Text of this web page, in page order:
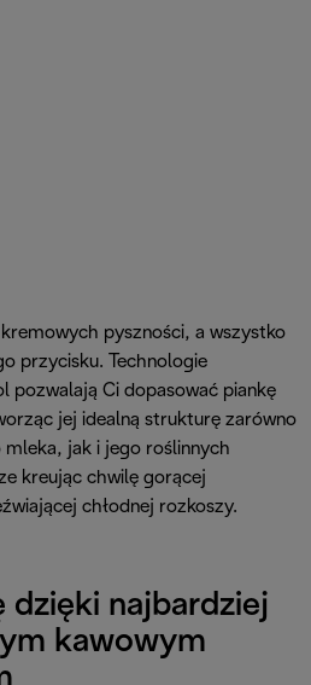
pyszności, a wszystko
przycisku. Technologie
pozwalają Ci dopasować piankę
jej idealną strukturę zarówno
jak i jego roślinnych
kreując chwilę gorącej
chłodnej rozkoszy.
dzięki najbardziej
kawowym